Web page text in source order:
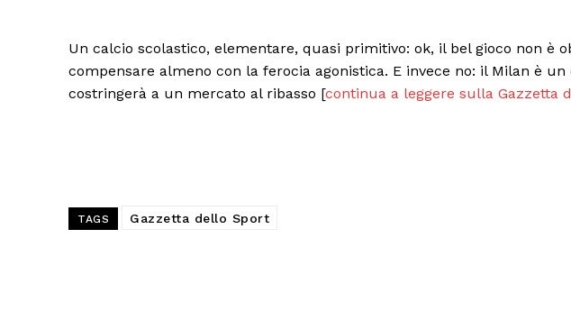
Un calcio scolastico, elementare, quasi primitivo: ok, il bel gioco non è
compensare almeno con la ferocia agonistica. E invece no: il Milan è
costringerà a un mercato al ribasso [continua a leggere sulla Gazzetta
TAGS Gazzetta dello Sport